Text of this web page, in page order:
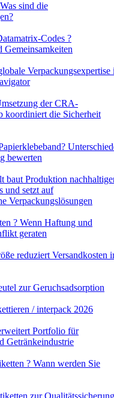
sind die
Codes ?
Gemeinsamkeiten
Verpackungsexpertise
der CRA-
koordiniert die Sicherheit
bewerten
baut Produktion
und setzt auf
Verpackungslösungen
? Wenn Haftung und
geraten
reduziert Versandkosten
zur Geruchsadsorption
/ interpack 2026
Portfolio für
Getränkeindustrie
? Wann werden Sie